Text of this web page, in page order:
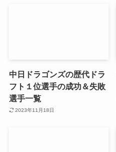
中日ドラゴンズの歴代ドラ
フト１位選手の成功＆失敗
選手一覧
2023年11月18日